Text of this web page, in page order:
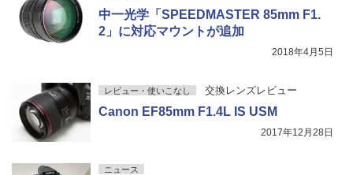
中一光学「SPEEDMASTER 85mm F1.
2」に対応マウントが追加
2018年4月5日
レビュー・使いこなし 交換レンズレビュー
Canon EF85mm F1.4L IS USM
2017年12月28日
ニュース